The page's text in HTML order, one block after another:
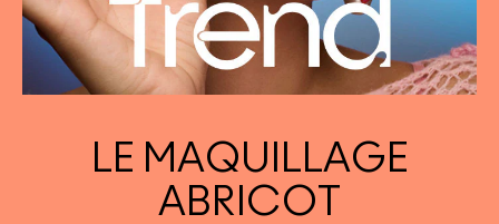
DÉCOUVRIR TOUS LES PRODUITS POUR LE TEINT
Mini M·A·C
DÉCOUVRIR TOUS LES PRODUITS POUR LES YEUX
DÉCOUVRIR TOUS LES PINCEAUX ET ACCESSOIRES
LE MAQUILLAGE
ABRICOT